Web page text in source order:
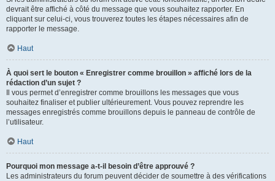
devrait être affiché à côté du message que vous souhaitez rapporter. En
cliquant sur celui-ci, vous trouverez toutes les étapes nécessaires afin de
rapporter le message.
Haut
À quoi sert le bouton « Enregistrer comme brouillon » affiché lors de la
rédaction d’un sujet ?
Il vous permet d’enregistrer comme brouillons les messages que vous
souhaitez finaliser et publier ultérieurement. Vous pouvez reprendre les
messages enregistrés comme brouillons depuis le panneau de contrôle de
l’utilisateur.
Haut
Pourquoi mon message a-t-il besoin d’être approuvé ?
Les administrateurs du forum peuvent décider de soumettre à des vérifications